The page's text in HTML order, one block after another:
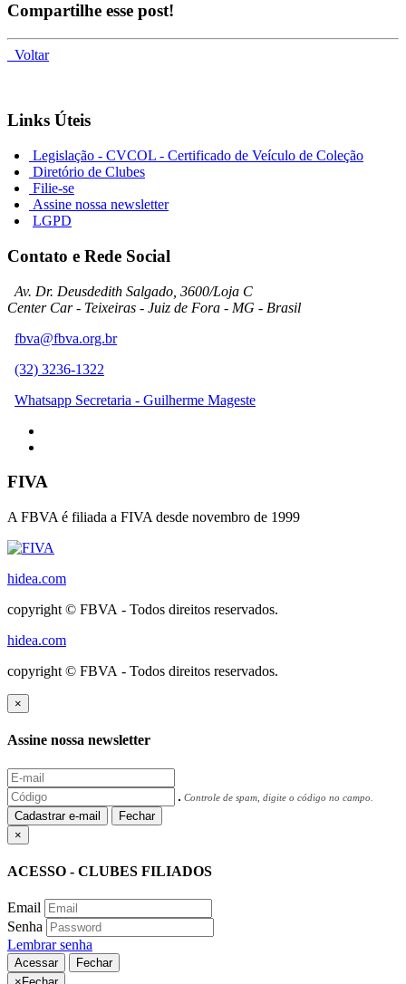
Compartilhe esse post!
Voltar
Links Úteis
Legislação - CVCOL - Certificado de Veículo de Coleção
Diretório de Clubes
Filie-se
Assine nossa newsletter
LGPD
Contato e Rede Social
Av. Dr. Deusdedith Salgado, 3600/Loja C
Center Car - Teixeiras - Juiz de Fora - MG - Brasil
fbva@fbva.org.br
(32) 3236-1322
Whatsapp Secretaria - Guilherme Mageste
FIVA
A FBVA é filiada a FIVA desde novembro de 1999
hidea.com
copyright © FBVA - Todos direitos reservados.
hidea.com
copyright © FBVA - Todos direitos reservados.
×
Assine nossa newsletter
Controle de spam, digite o código no campo.
Cadastrar e-mail
Fechar
×
ACESSO - CLUBES FILIADOS
Email
Senha
Lembrar senha
Acessar
Fechar